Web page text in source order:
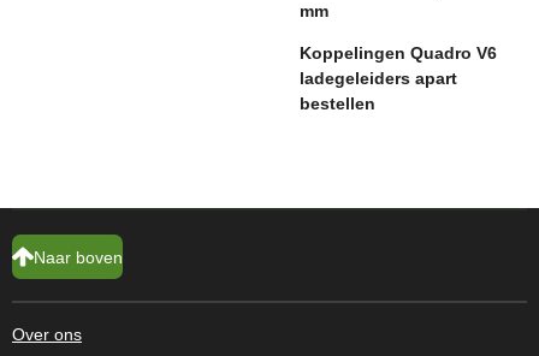
mm
Koppelingen Quadro V6
ladegeleiders apart
bestellen
Naar boven
Over ons